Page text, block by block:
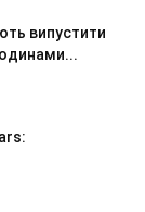
випустити